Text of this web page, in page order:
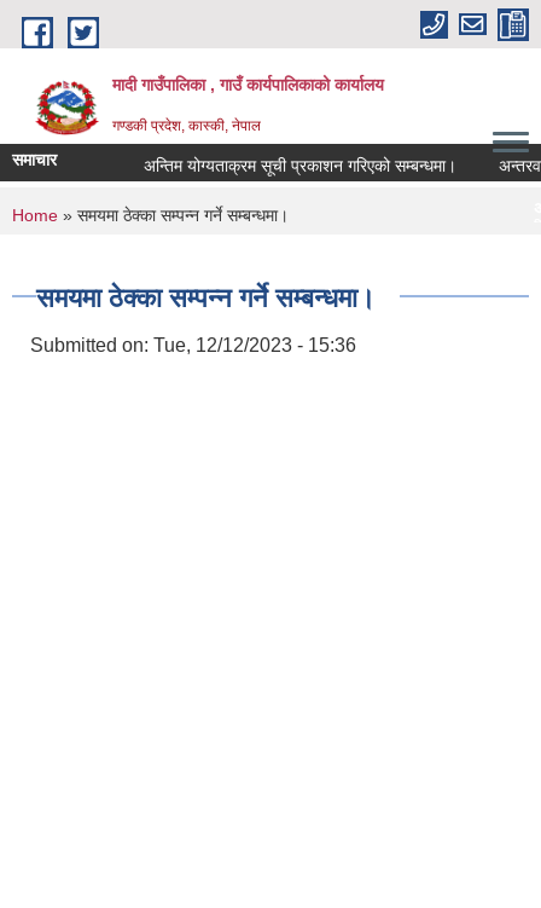
Skip to main content
मादी गाउँपालिका , गाउँ कार्यपालिकाको कार्यालय
गण्डकी प्रदेश, कास्की, नेपाल
समाचार अन्तिम योग्यताक्रम सूची प्रकाशन गरिएको सम्बन्धमा। अन्तरवार्ता
You are here
Home » समयमा ठेक्का सम्पन्‍न गर्ने सम्बन्धमा।
समयमा ठेक्का सम्पन्‍न गर्ने सम्बन्धमा।
Submitted on: Tue, 12/12/2023 - 15:36